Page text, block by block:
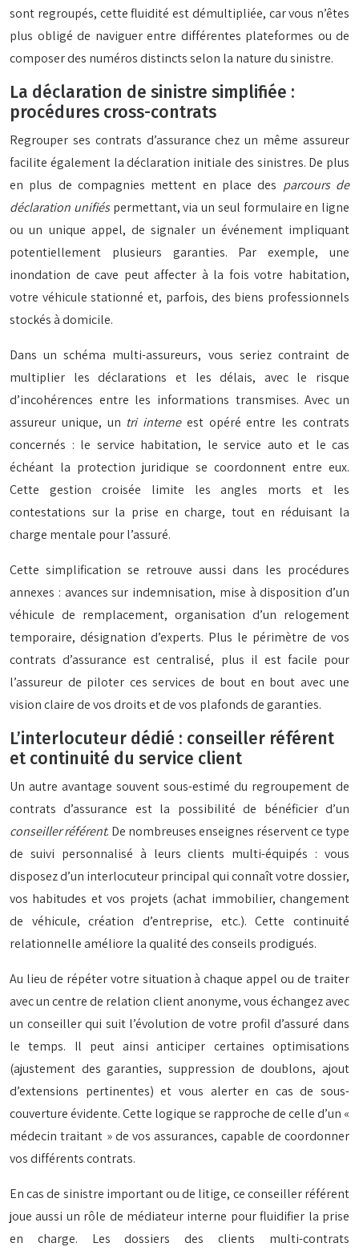
sont regroupés, cette fluidité est démultipliée, car vous n’êtes
plus obligé de naviguer entre différentes plateformes ou de
composer des numéros distincts selon la nature du sinistre.
La déclaration de sinistre simplifiée :
procédures cross-contrats
Regrouper ses contrats d’assurance chez un même assureur
facilite également la déclaration initiale des sinistres. De plus
en plus de compagnies mettent en place des parcours de
déclaration unifiéspermettant, via un seul formulaire en ligne
ou un unique appel, de signaler un événement impliquant
potentiellement plusieurs garanties. Par exemple, une
inondation de cave peut affecter à la fois votre habitation,
votre véhicule stationné et, parfois, des biens professionnels
stockés à domicile.
Dans un schéma multi-assureurs, vous seriez contraint de
multiplier les déclarations et les délais, avec le risque
d’incohérences entre les informations transmises. Avec un
assureur unique, un tri interneest opéré entre les contrats
concernés : le service habitation, le service auto et le cas
échéant la protection juridique se coordonnent entre eux.
Cette gestion croisée limite les angles morts et les
contestations sur la prise en charge, tout en réduisant la
charge mentale pour l’assuré.
Cette simplification se retrouve aussi dans les procédures
annexes : avances sur indemnisation, mise à disposition d’un
véhicule de remplacement, organisation d’un relogement
temporaire, désignation d’experts. Plus le périmètre de vos
contrats d’assurance est centralisé, plus il est facile pour
l’assureur de piloter ces services de bout en bout avec une
vision claire de vos droits et de vos plafonds de garanties.
L’interlocuteur dédié : conseiller référent
et continuité du service client
Un autre avantage souvent sous-estimé du regroupement de
contrats d’assurance est la possibilité de bénéficier d’un
conseiller référent. De nombreuses enseignes réservent ce type
de suivi personnalisé à leurs clients multi-équipés : vous
disposez d’un interlocuteur principal qui connaît votre dossier,
vos habitudes et vos projets (achat immobilier, changement
de véhicule, création d’entreprise, etc.). Cette continuité
relationnelle améliore la qualité des conseils prodigués.
Au lieu de répéter votre situation à chaque appel ou de traiter
avec un centre de relation client anonyme, vous échangez avec
un conseiller qui suit l’évolution de votre profil d’assuré dans
le temps. Il peut ainsi anticiper certaines optimisations
(ajustement des garanties, suppression de doublons, ajout
d’extensions pertinentes) et vous alerter en cas de sous-
couverture évidente. Cette logique se rapproche de celle d’un «
médecin traitant » de vos assurances, capable de coordonner
vos différents contrats.
En cas de sinistre important ou de litige, ce conseiller référent
joue aussi un rôle de médiateur interne pour fluidifier la prise
en charge. Les dossiers des clients multi-contrats